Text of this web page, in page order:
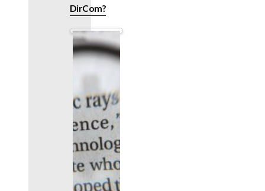
DirCom?